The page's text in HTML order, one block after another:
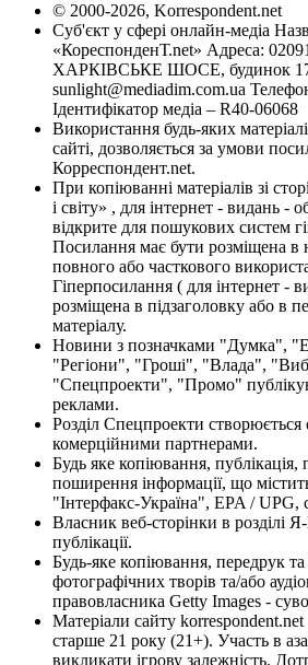
© 2000-2026, Korrespondent.net
Суб'єкт у сфері онлайн-медіа
«КореспонденТ.net» Адреса:
ХАРКІВСЬКЕ ШОСЕ, будинок
sunlight@mediadim.com.ua
Ідентифікатор медіа – R40-06068
Використання будь-яких
сайті, дозволяється за умови
Корреспондент.net.
При копіюванні матеріалів зі
і світу» , для інтернет - видань -
відкрите для пошукових систем
Посилання має бути розміщена в
повного або часткового
Гіперпосилання ( для інтернет -
розміщена в підзаголовку або в
матеріалу.
Новини з позначками "Думка",
"Регіони", "Гроші", "Влада",
"Спецпроекти", "Промо"
реклами.
Розділ Спецпроекти створюється
комерційними партнерами.
Будь яке копіювання,
поширення інформації, що
"Інтерфакс-Україна", EPA / UPG,
Власник веб-сторінки в розділі
публікації.
Будь-яке копіювання, передрук та
фотографічних творів та/або
правовласника Getty Images -
Матеріали сайту korrespondent.net
старше 21 року (21+). Участь в
викликати ігрову залежність.